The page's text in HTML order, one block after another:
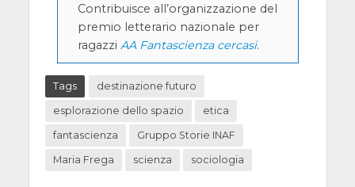
Contribuisce all’organizzazione del
premio letterario nazionale per
ragazzi AA Fantascienza cercasi.
Tags destinazione futuro
esplorazione dello spazio etica
fantascienza Gruppo Storie INAF
Maria Frega scienza sociologia